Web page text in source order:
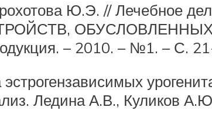
Ю.Э. // Лечебное
– 2010. – №1. – С.
Ледина А.В., Куликов